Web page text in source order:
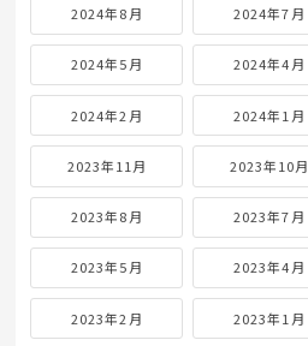
2024年8月 2024年7月
2024年5月 2024年4月
2024年2月 2024年1月
2023年11月 2023年10月
2023年8月 2023年7月
2023年5月 2023年4月
2023年2月 2023年1月